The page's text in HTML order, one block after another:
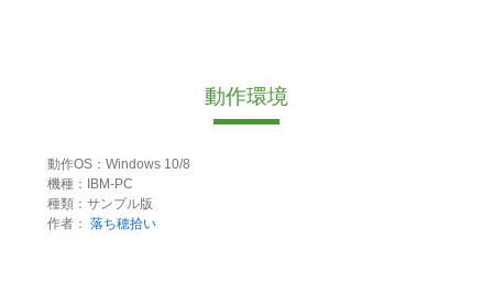
動作環境
動作OS：Windows 10/8
機種：IBM-PC
種類：サンプル版
作者： 落ち穂拾い